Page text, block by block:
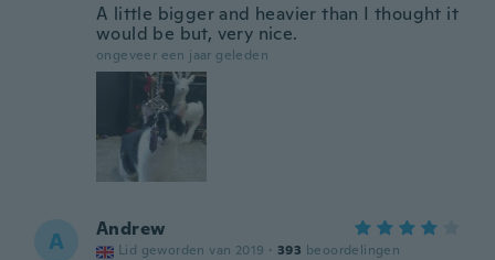
A little bigger and heavier than I thought it
would be but, very nice.
ongeveer een jaar geleden
A Andrew
Lid geworden van 2019 · 393 beoordelingen